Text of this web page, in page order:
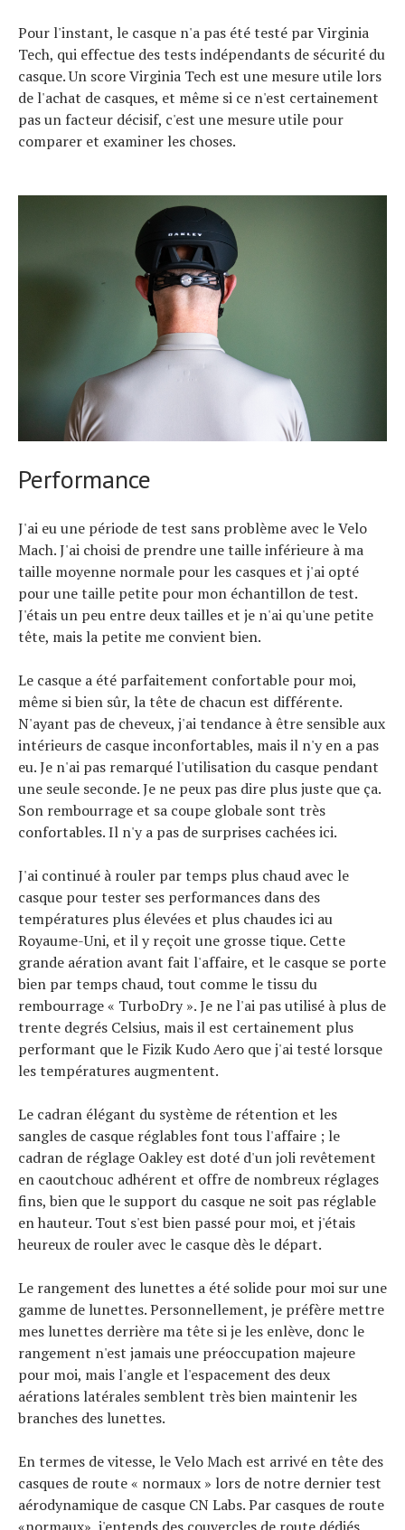
Pour l'instant, le casque n'a pas été testé par Virginia
Tech, qui effectue des tests indépendants de sécurité du
casque. Un score Virginia Tech est une mesure utile lors
de l'achat de casques, et même si ce n'est certainement
pas un facteur décisif, c'est une mesure utile pour
comparer et examiner les choses.
Performance
J'ai eu une période de test sans problème avec le Velo
Mach. J'ai choisi de prendre une taille inférieure à ma
taille moyenne normale pour les casques et j'ai opté
pour une taille petite pour mon échantillon de test.
J'étais un peu entre deux tailles et je n'ai qu'une petite
tête, mais la petite me convient bien.
Le casque a été parfaitement confortable pour moi,
même si bien sûr, la tête de chacun est différente.
N'ayant pas de cheveux, j'ai tendance à être sensible aux
intérieurs de casque inconfortables, mais il n'y en a pas
eu. Je n'ai pas remarqué l'utilisation du casque pendant
une seule seconde. Je ne peux pas dire plus juste que ça.
Son rembourrage et sa coupe globale sont très
confortables. Il n'y a pas de surprises cachées ici.
J'ai continué à rouler par temps plus chaud avec le
casque pour tester ses performances dans des
températures plus élevées et plus chaudes ici au
Royaume-Uni, et il y reçoit une grosse tique. Cette
grande aération avant fait l'affaire, et le casque se porte
bien par temps chaud, tout comme le tissu du
rembourrage « TurboDry ». Je ne l'ai pas utilisé à plus de
trente degrés Celsius, mais il est certainement plus
performant que le Fizik Kudo Aero que j'ai testé lorsque
les températures augmentent.
Le cadran élégant du système de rétention et les
sangles de casque réglables font tous l'affaire ; le
cadran de réglage Oakley est doté d'un joli revêtement
en caoutchouc adhérent et offre de nombreux réglages
fins, bien que le support du casque ne soit pas réglable
en hauteur. Tout s'est bien passé pour moi, et j'étais
heureux de rouler avec le casque dès le départ.
Le rangement des lunettes a été solide pour moi sur une
gamme de lunettes. Personnellement, je préfère mettre
mes lunettes derrière ma tête si je les enlève, donc le
rangement n'est jamais une préoccupation majeure
pour moi, mais l'angle et l'espacement des deux
aérations latérales semblent très bien maintenir les
branches des lunettes.
En termes de vitesse, le Velo Mach est arrivé en tête des
casques de route « normaux » lors de notre dernier test
aérodynamique de casque CN Labs. Par casques de route